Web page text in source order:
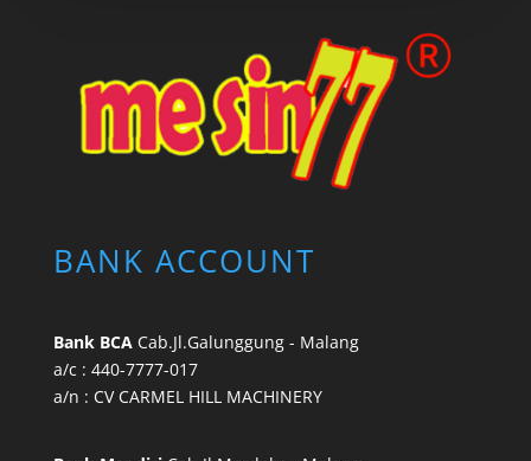
BANK ACCOUNT
Bank BCA Cab.Jl.Galunggung - Malang
a/c : 440-7777-017
a/n : CV CARMEL HILL MACHINERY